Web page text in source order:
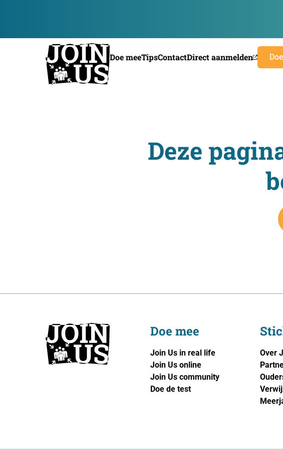
Doe meeTipsContactDirect aanmelden
Deze
Doe mee
Join Us in real life
Join Us online
Join Us community
Doe de test
Over